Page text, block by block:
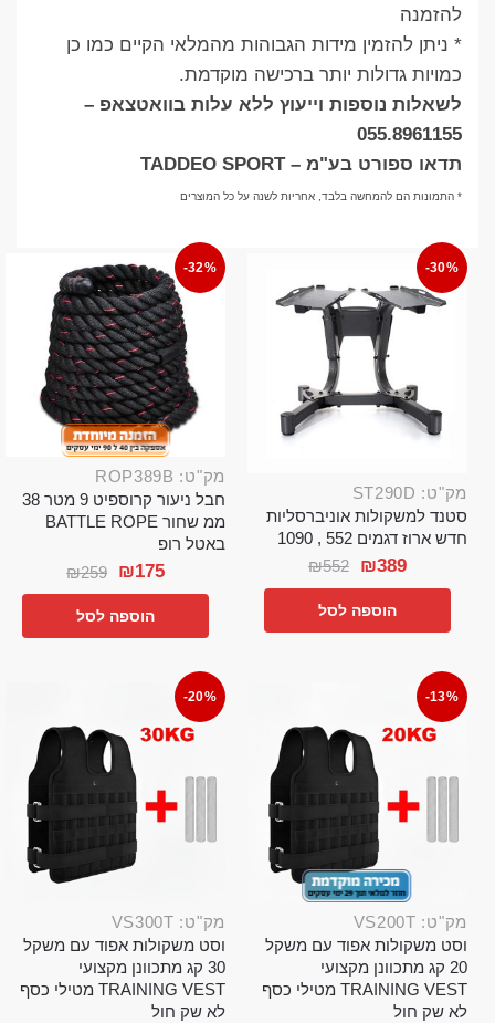
להזמנה
* ניתן להזמין מידות הגבוהות מהמלאי הקיים כמו כן
כמויות גדולות יותר ברכישה מוקדמת.
לשאלות נוספות וייעוץ ללא עלות בוואטצאפ –
055.8961155
תדאו ספורט בע"מ – TADDEO SPORT
* התמונות הם להמחשה בלבד, אחריות לשנה על כל המוצרים
-30%
מק"ט: ST290D
סטנד למשקולות אוניברסליות
חדש ארוז דגמים 552 , 1090
₪552 ₪389
הוספה לסל
-32%
מק"ט: ROP389B
חבל ניעור קרוספיט 9 מטר 38
ממ שחור BATTLE ROPE
באטל רופ
₪259 ₪175
הוספה לסל
-13%
מק"ט: VS200T
וסט משקולות אפוד עם משקל
20 קג מתכוונן מקצועי
TRAINING VEST מטילי כסף
לא שק חול
-20%
מק"ט: VS300T
וסט משקולות אפוד עם משקל
30 קג מתכוונן מקצועי
TRAINING VEST מטילי כסף
לא שק חול